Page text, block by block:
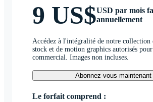
9 US$USD par mois
annuellement
Accédez à l'intégralité de notre collection
stock et de motion graphics autorisés
commercial. Images non incluses.
Abonnez-vous maintenant
Le forfait comprend :